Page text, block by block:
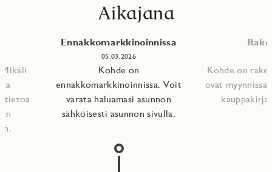
Aikajana
tietoa
Ennakkomarkkinoinnissa
05.03.2026
Kohde on
ennakkomarkkinoinnissa. Voit
varata haluamasi asunnon
sähköisesti asunnon sivulla.
Kohde on
ovat